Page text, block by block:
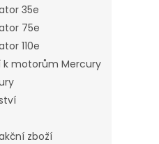
35e
75e
110e
k motorům Mercury
zboží